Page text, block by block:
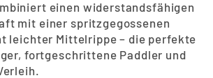
einen widerstandsfähigen
mit einer spritzgegossenen
leichter Mittelrippe – die perfekte
fortgeschrittene Paddler und